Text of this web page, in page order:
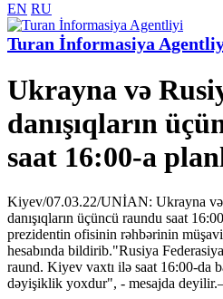
EN RU
Turan İnformasiya
Ukrayna və
danışıqların
saat 16:00-a
Kiyev/07.03.22/UNİAN: Ukrayna və
danışıqların üçüncü raundu saat
prezidentin ofisinin rəhbərinin
hesabında bildirib."Rusiya
raund. Kiyev vaxtı ilə saat 16:00-da
dəyişiklik yoxdur", - mesajda